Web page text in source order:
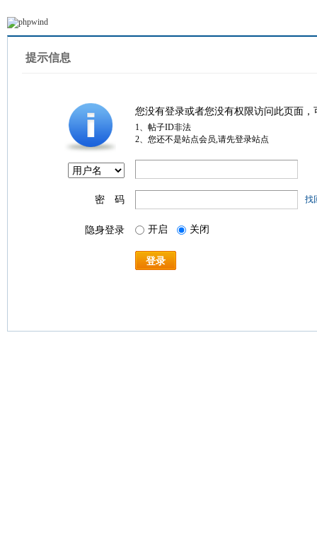
提示信息
您没有登录或者您没有权限访问此页面
1、帖子ID非法
2、您还不是站点会员,请先登录站点
密 码 找
隐身登录 开启 关闭
登录